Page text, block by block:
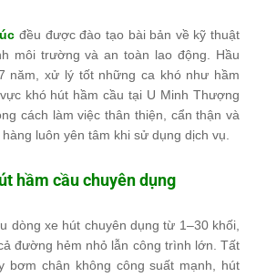
đều được đào tạo bài bản về kỹ thuật
môi trường và an toàn lao động. Hầu
năm, xử lý tốt những ca khó như hầm
khó hút hầm cầu tại U Minh Thượng
cách làm việc thân thiện, cẩn thận và
luôn yên tâm khi sử dụng dịch vụ.
hầm cầu chuyên dụng
dòng xe hút chuyên dụng từ 1–30 khối,
đường hẻm nhỏ lẫn công trình lớn. Tất
bơm chân không công suất mạnh, hút